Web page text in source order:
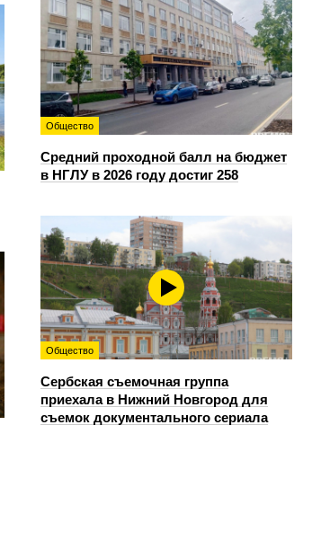
Общество
Средний проходной балл на бюджет
в НГЛУ в 2026 году достиг 258
Общество
Сербская съемочная группа
приехала в Нижний Новгород для
съемок документального сериала